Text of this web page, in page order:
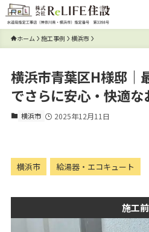
ホーム 施工事例 横浜市
横浜市青葉区H様邸｜
でさらに安心・快適
横浜市 2025年12月11日
横浜市 給湯器・エコキュート
施工前